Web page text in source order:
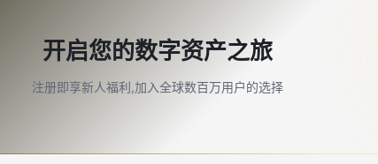
开启您的数字资产之旅
注册即享新人福利,加入全球数百万用户的选择